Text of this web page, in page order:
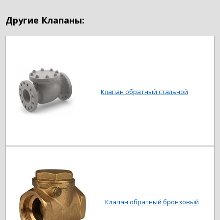
Другие Клапаны:
Клапан обратный стальной
Клапан обратный бронзовый